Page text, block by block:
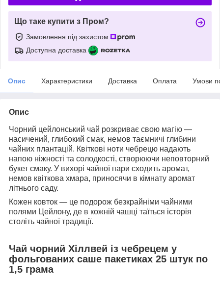
Що таке купити з Пром?
Замовлення під захистом
Доступна доставка
Опис Характеристики Доставка Оплата Умови
Опис
Чорний цейлонський чай розкриває свою магію —
насичений, глибокий смак, немов таємничі глибини
чайних плантацій. Квіткові ноти чебрецю надають
напою ніжності та солодкості, створюючи неповторний
букет смаку. У вихорі чайної пари сходить аромат,
немов квіткова хмара, приносячи в кімнату аромат
літнього саду.
Кожен ковток — це подорож безкрайніми чайними
полями Цейлону, де в кожній чашці таїться історія
століть чайної традиції.
Чай чорний Хіллвей із чебрецем у
фольгованих саше пакетиках 25 штук по
1,5 грама